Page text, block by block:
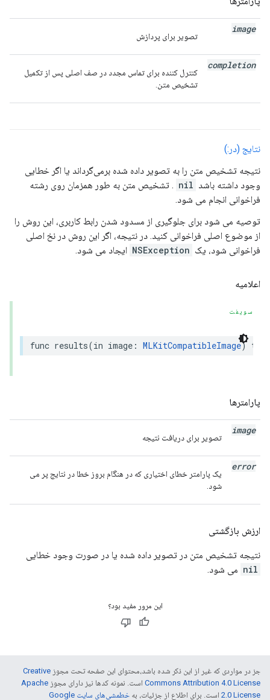
image
تصویر برای پردازش
completion
کنترل کننده برای تماس مجدد در صف اصلی پس از تکمیل
تشخیص متن.
نتایج (در:)
نتیجه تشخیص متن را به تصویر داده شده برمی‌گرداند یا اگر خطایی
وجود داشته باشد nil . تشخیص متن به طور همزمان روی رشته
فراخوانی انجام می شود.
توصیه می شود برای جلوگیری از مسدود شدن رابط کاربری، این روش را
از موضوع اصلی فراخوانی کنید. در نتیجه، اگر این روش در نخ اصلی
فراخوانی شود، یک NSException ایجاد می شود.
اعلامیه
سویفت
func results(in image : MLKitCompatibleImage)
پارامترها
image
تصویر برای دریافت نتیجه
error
یک پارامتر خطای اختیاری که در هنگام بروز خطا در نتایج پر می
شود.
ارزش بازگشتی
نتیجه تشخیص متن در تصویر داده شده یا در صورت وجود خطایی
nil می شود.
این مرور مفید بود؟
جز در مواردی که غیر از این ذکر شده باشد،‌محتوای این صفحه تحت مجوز Creative
Commons Attribution 4.0 License است. نمونه کدها نیز دارای مجوز Apache
2.0 License است. برای اطلاع از جزئیات، به
خطمشی‌های سایت Google